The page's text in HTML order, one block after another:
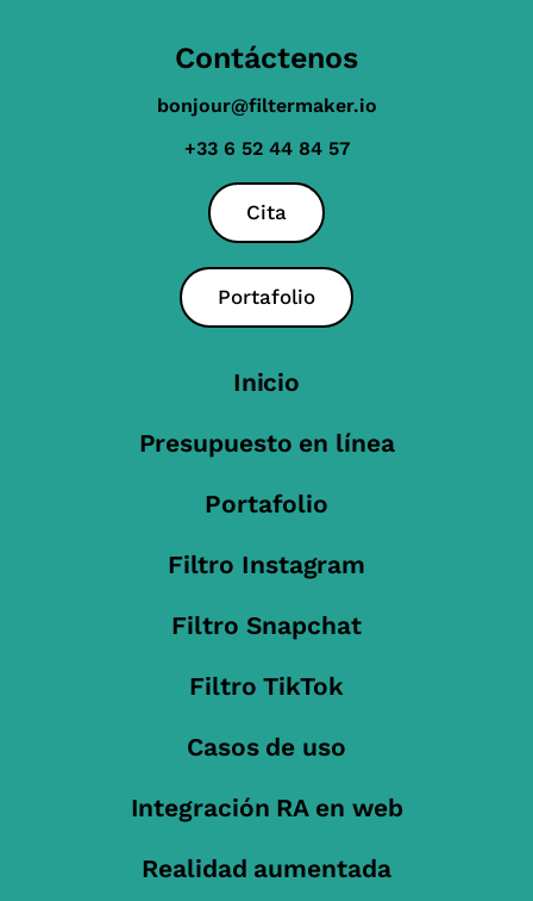
Contáctenos
bonjour@filtermaker.io
+33 6 52 44 84 57
Cita
Portafolio
Inicio
Presupuesto en línea
Portafolio
Filtro Instagram
Filtro Snapchat
Filtro TikTok
Casos de uso
Integración RA en web
Realidad aumentada